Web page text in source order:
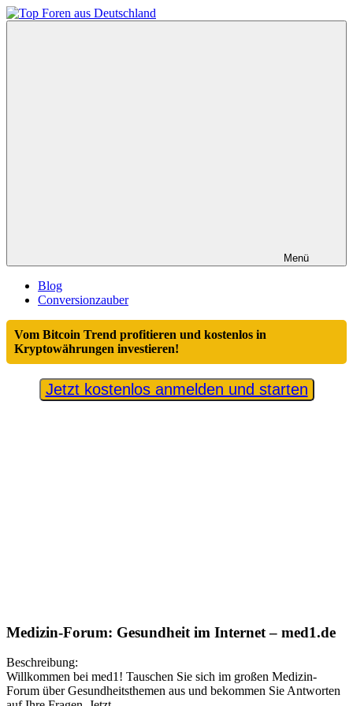
Zum
Inhalt
Menü
Blog
Conversionzauber
Vom Bitcoin Trend profitieren und kostenlos in
Kryptowährungen investieren!
Jetzt kostenlos anmelden und starten
Medizin-Forum: Gesundheit im Internet – med1.de
Beschreibung:
Willkommen bei med1! Tauschen Sie sich im großen Medizin-
Forum über Gesundheitsthemen aus und bekommen Sie Antworten